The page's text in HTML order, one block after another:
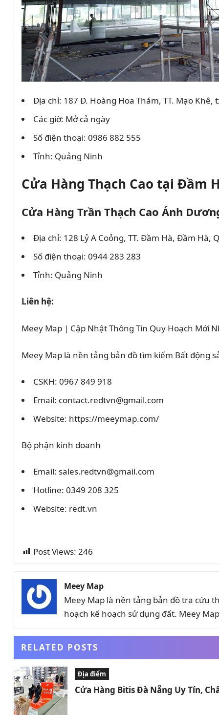
Địa chỉ: 187 Đ. Hoàng Hoa Thám, TT. Mạo
Các giờ: Mở cả ngày
Số điện thoại: 0986 882 555
Tỉnh: Quảng Ninh
Cửa Hàng Thạch Cao tại Đầm
Cửa Hàng Trần Thạch Cao Ánh
Địa chỉ: 128 Lỷ A Coỏng, TT. Đầm Hà, Đầm Hà,
Số điện thoại: 0944 283 283
Tỉnh: Quảng Ninh
Liên hệ:
Meey Map | Cập Nhật Thông Tin Quy Hoạch Mới
Meey Map là nền tảng bản đồ tìm kiếm Bất động
CSKH: 0967 849 918
Email: contact.redtvn@gmail.com
Website: https://meeymap.com/
Bộ phận kinh doanh
Email: sales.redtvn@gmail.com
Hotline: 0349 208 325
Website: redt.vn
Post Views: 246
Meey Map
Meey Map là nền tảng bản đồ tra cứu
hoạch kế hoạch sử dụng đất. Meey
RELATED POSTS
Địa điểm
Cửa Hàng Bitis Đà Nẵng Uy Tín,